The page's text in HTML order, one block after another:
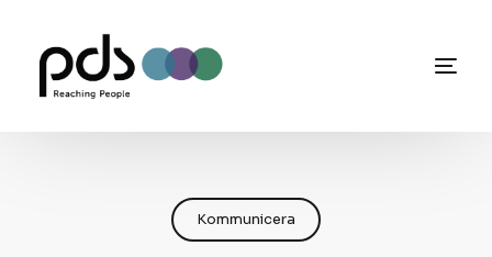
Kommunicera